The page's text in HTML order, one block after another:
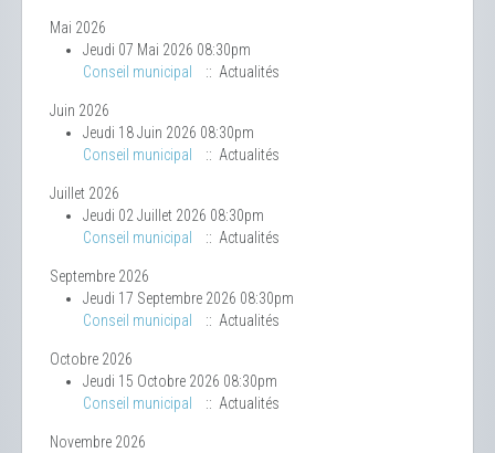
Mai 2026
Jeudi 07 Mai 2026 08:30pm
Conseil municipal
:: Actualités
Juin 2026
Jeudi 18 Juin 2026 08:30pm
Conseil municipal
:: Actualités
Juillet 2026
Jeudi 02 Juillet 2026 08:30pm
Conseil municipal
:: Actualités
Septembre 2026
Jeudi 17 Septembre 2026 08:30pm
Conseil municipal
:: Actualités
Octobre 2026
Jeudi 15 Octobre 2026 08:30pm
Conseil municipal
:: Actualités
Novembre 2026